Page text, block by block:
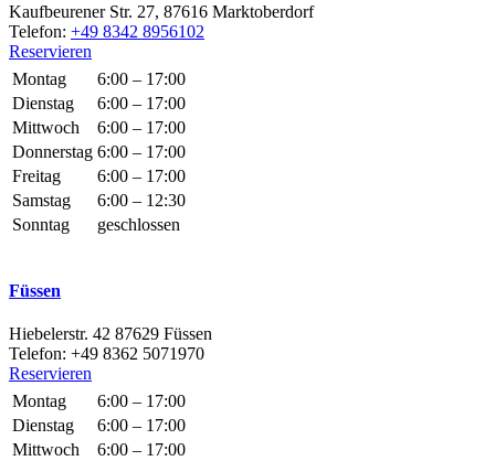
Kaufbeurener Str. 27, 87616 Marktoberdorf
Telefon: +49 8342 8956102
Reservieren
Montag
6:00 – 17:00
Dienstag
6:00 – 17:00
Mittwoch
6:00 – 17:00
Donnerstag 6:00 – 17:00
Freitag
6:00 – 17:00
Samstag
6:00 – 12:30
Sonntag
geschlossen
Füssen
Hiebelerstr. 42 87629 Füssen
Telefon: +49 8362 5071970
Reservieren
Montag
6:00 – 17:00
Dienstag
6:00 – 17:00
Mittwoch
6:00 – 17:00